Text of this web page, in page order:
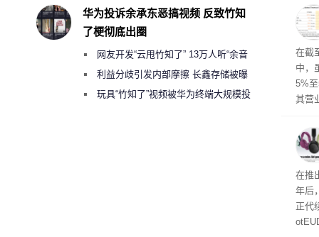
于
在截
中，
5%
其营
日
69亿
曝
在推
年后
正代
华为投诉余承东恶搞视频 反致竹知
了梗彻底出圈
网友开发“云甩竹知了” 13万人听“余音
绕梁”利益分歧引发内部摩擦 长鑫存储被曝
曾将华为驻场工程师驱逐出研发基地
玩具“竹知了”视频被华为终端大规模投